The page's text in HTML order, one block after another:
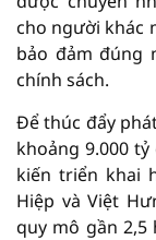
cho người khác
bảo đảm đúng
chính sách.
Để thúc đẩy
khoảng 9.000
kiến triển khai
Hiệp và Việt
quy mô gần 2,5